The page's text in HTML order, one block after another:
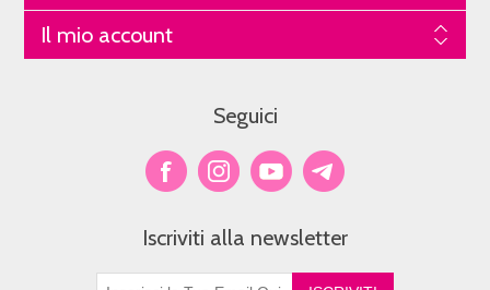
Il mio account
Seguici
Iscriviti alla newsletter